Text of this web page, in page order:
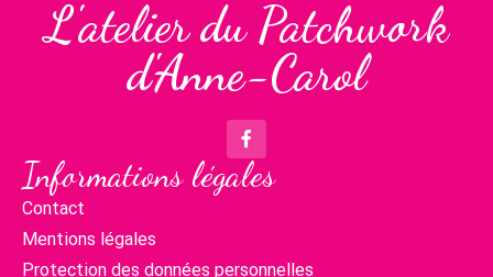
L'atelier du Patchwork
d'Anne-Carol
Informations légales
Contact
Mentions légales
Protection des données personnelles